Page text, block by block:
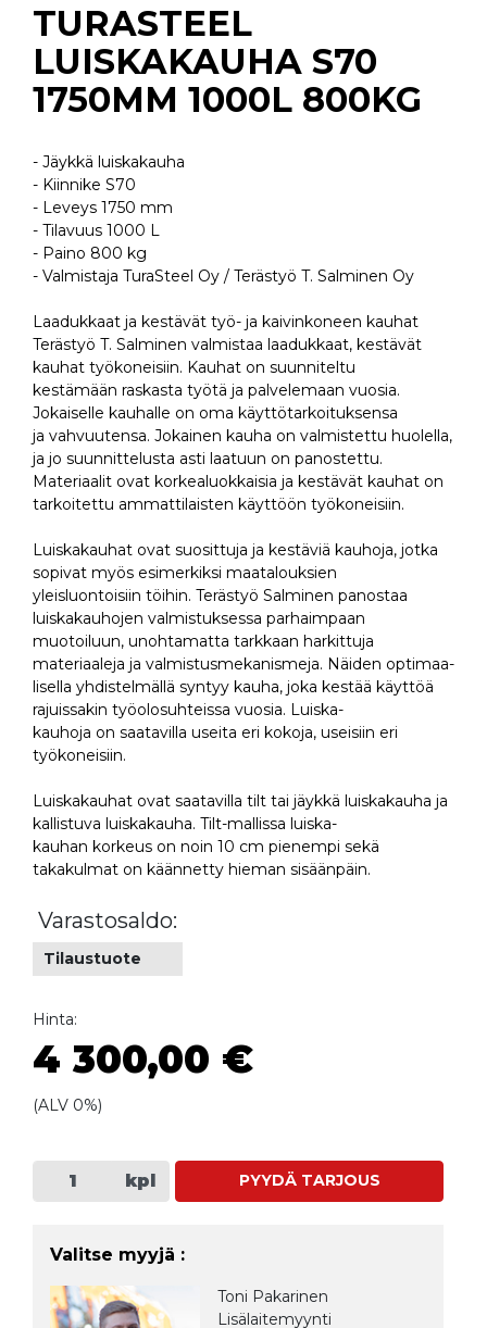
TURASTEEL
LUISKAKAUHA S70
1750MM 1000L 800KG
- Jäykkä luiskakauha
- Kiinnike S70
- Leveys 1750 mm
- Tilavuus 1000 L
- Paino 800 kg
- Valmistaja TuraSteel Oy / Terästyö T. Salminen Oy
Laadukkaat ja kestävät työ- ja kaivinkoneen kauhat
Terästyö T. Salminen valmistaa laadukkaat, kestävät
kauhat työkoneisiin. Kauhat on suunniteltu
kestämään raskasta työtä ja palvelemaan vuosia.
Jokaiselle kauhalle on oma käyttötarkoituksensa
ja vahvuutensa. Jokainen kauha on valmistettu huolella,
ja jo suunnittelusta asti laatuun on panostettu.
Materiaalit ovat korkealuokkaisia ja kestävät kauhat on
tarkoitettu ammattilaisten käyttöön työkoneisiin.
Luiskakauhat ovat suosittuja ja kestäviä kauhoja, jotka
sopivat myös esimerkiksi maatalouksien
yleisluontoisiin töihin. Terästyö Salminen panostaa
luiskakauhojen valmistuksessa parhaimpaan
muotoiluun, unohtamatta tarkkaan harkittuja
materiaaleja ja valmistusmekanismeja. Näiden optimaa-
lisella yhdistelmällä syntyy kauha, joka kestää käyttöä
rajuissakin työolosuhteissa vuosia. Luiska-
kauhoja on saatavilla useita eri kokoja, useisiin eri
työkoneisiin.
Luiskakauhat ovat saatavilla tilt tai jäykkä luiskakauha ja
kallistuva luiskakauha. Tilt-mallissa luiska-
kauhan korkeus on noin 10 cm pienempi sekä
takakulmat on käännetty hieman sisäänpäin.
Varastosaldo:
Tilaustuote
Hinta:
4 300,00 €
(ALV 0%)
kpl PYYDÄ TARJOUS
Valitse myyjä :
Toni Pakarinen
Lisälaitemyynti